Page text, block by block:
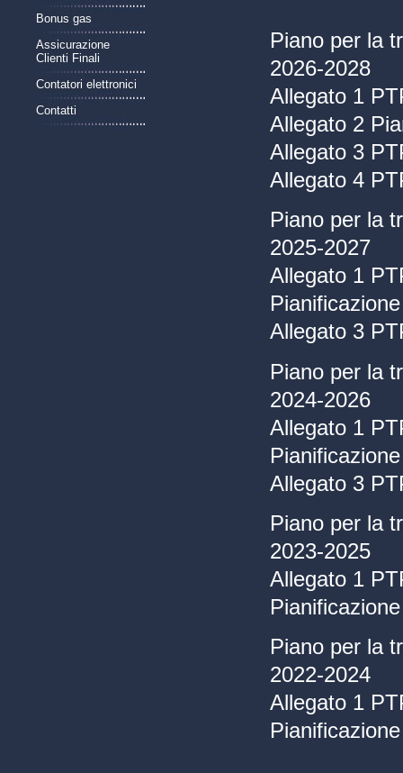
Bonus gas
Assicurazione
Clienti Finali
Contatori elettronici
Contatti
Piano per la
2026-2028
Allegato 1
Allegato 2
Allegato 3
Allegato 4
Piano per la
2025-2027
Allegato 1
Allegato 3
Piano per la
2024-2026
Allegato 1
Allegato 3
Piano per la
2023-2025
Allegato 1
Piano per la
2022-2024
Allegato 1